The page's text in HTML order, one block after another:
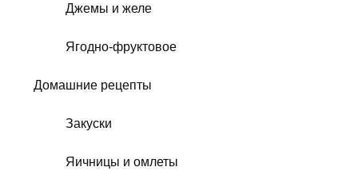
Джемы и желе
Ягодно-фруктовое
Домашние рецепты
Закуски
Яичницы и омлеты